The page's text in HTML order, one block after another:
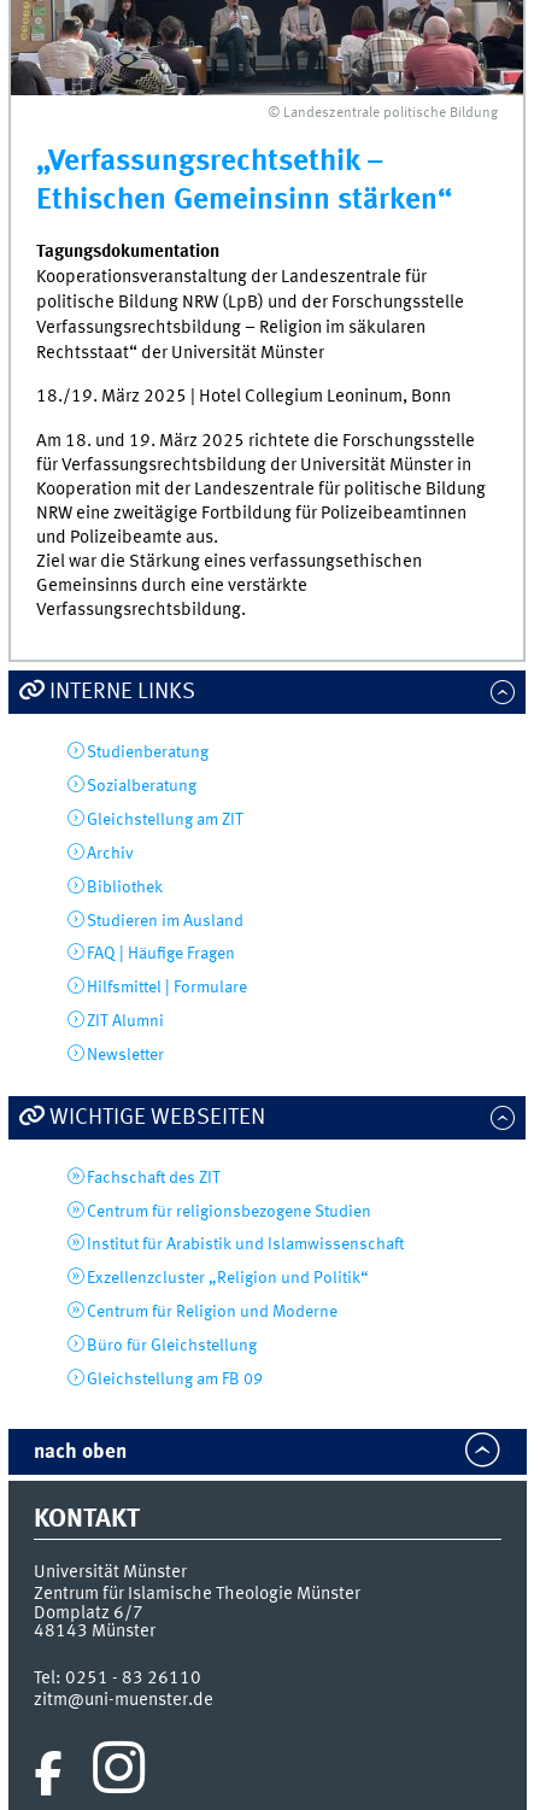
© Landeszentrale politische Bildung
„Verfassungsrechtsethik –
Ethischen Gemeinsinn stärken“
Tagungsdokumentation
Kooperationsveranstaltung der Landeszentrale für
politische Bildung NRW (LpB) und der Forschungsstelle
Verfassungsrechtsbildung – Religion im säkularen
Rechtsstaat“ der Universität Münster
18./19. März 2025 | Hotel Collegium Leoninum, Bonn
Am 18. und 19. März 2025 richtete die Forschungsstelle
für Verfassungsrechtsbildung der Universität Münster in
Kooperation mit der Landeszentrale für politische Bildung
NRW eine zweitägige Fortbildung für Polizeibeamtinnen
und Polizeibeamte aus.
Ziel war die Stärkung eines verfassungsethischen
Gemeinsinns durch eine verstärkte
Verfassungsrechtsbildung.
INTERNE LINKS
Studienberatung
Sozialberatung
Gleichstellung am ZIT
Archiv
Bibliothek
Studieren im Ausland
FAQ | Häufige Fragen
Hilfsmittel | Formulare
ZIT Alumni
Newsletter
WICHTIGE WEBSEITEN
Fachschaft des ZIT
Centrum für religionsbezogene Studien
Institut für Arabistik und Islamwissenschaft
Exzellenzcluster „Religion und Politik“
Centrum für Religion und Moderne
Büro für Gleichstellung
Gleichstellung am FB 09
nach oben
KONTAKT
Universität Münster
Zentrum für Islamische Theologie Münster
Domplatz 6/7
48143 Münster
Tel:0251 - 83 26110
zitm@uni-muenster.de